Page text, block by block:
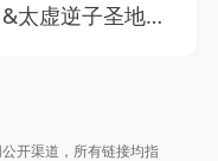
不住了（133集）AI短剧
开渠道，所有链接均指